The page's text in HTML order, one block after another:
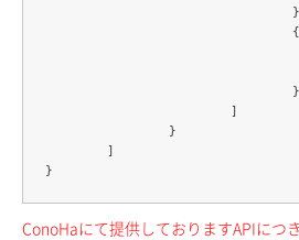
ConoHaにて提供しておりますAPIにつ